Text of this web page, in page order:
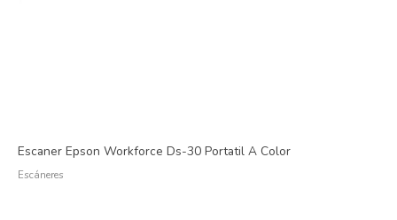
Escaner Epson Workforce Ds-30 Portatil A Color
Escáneres